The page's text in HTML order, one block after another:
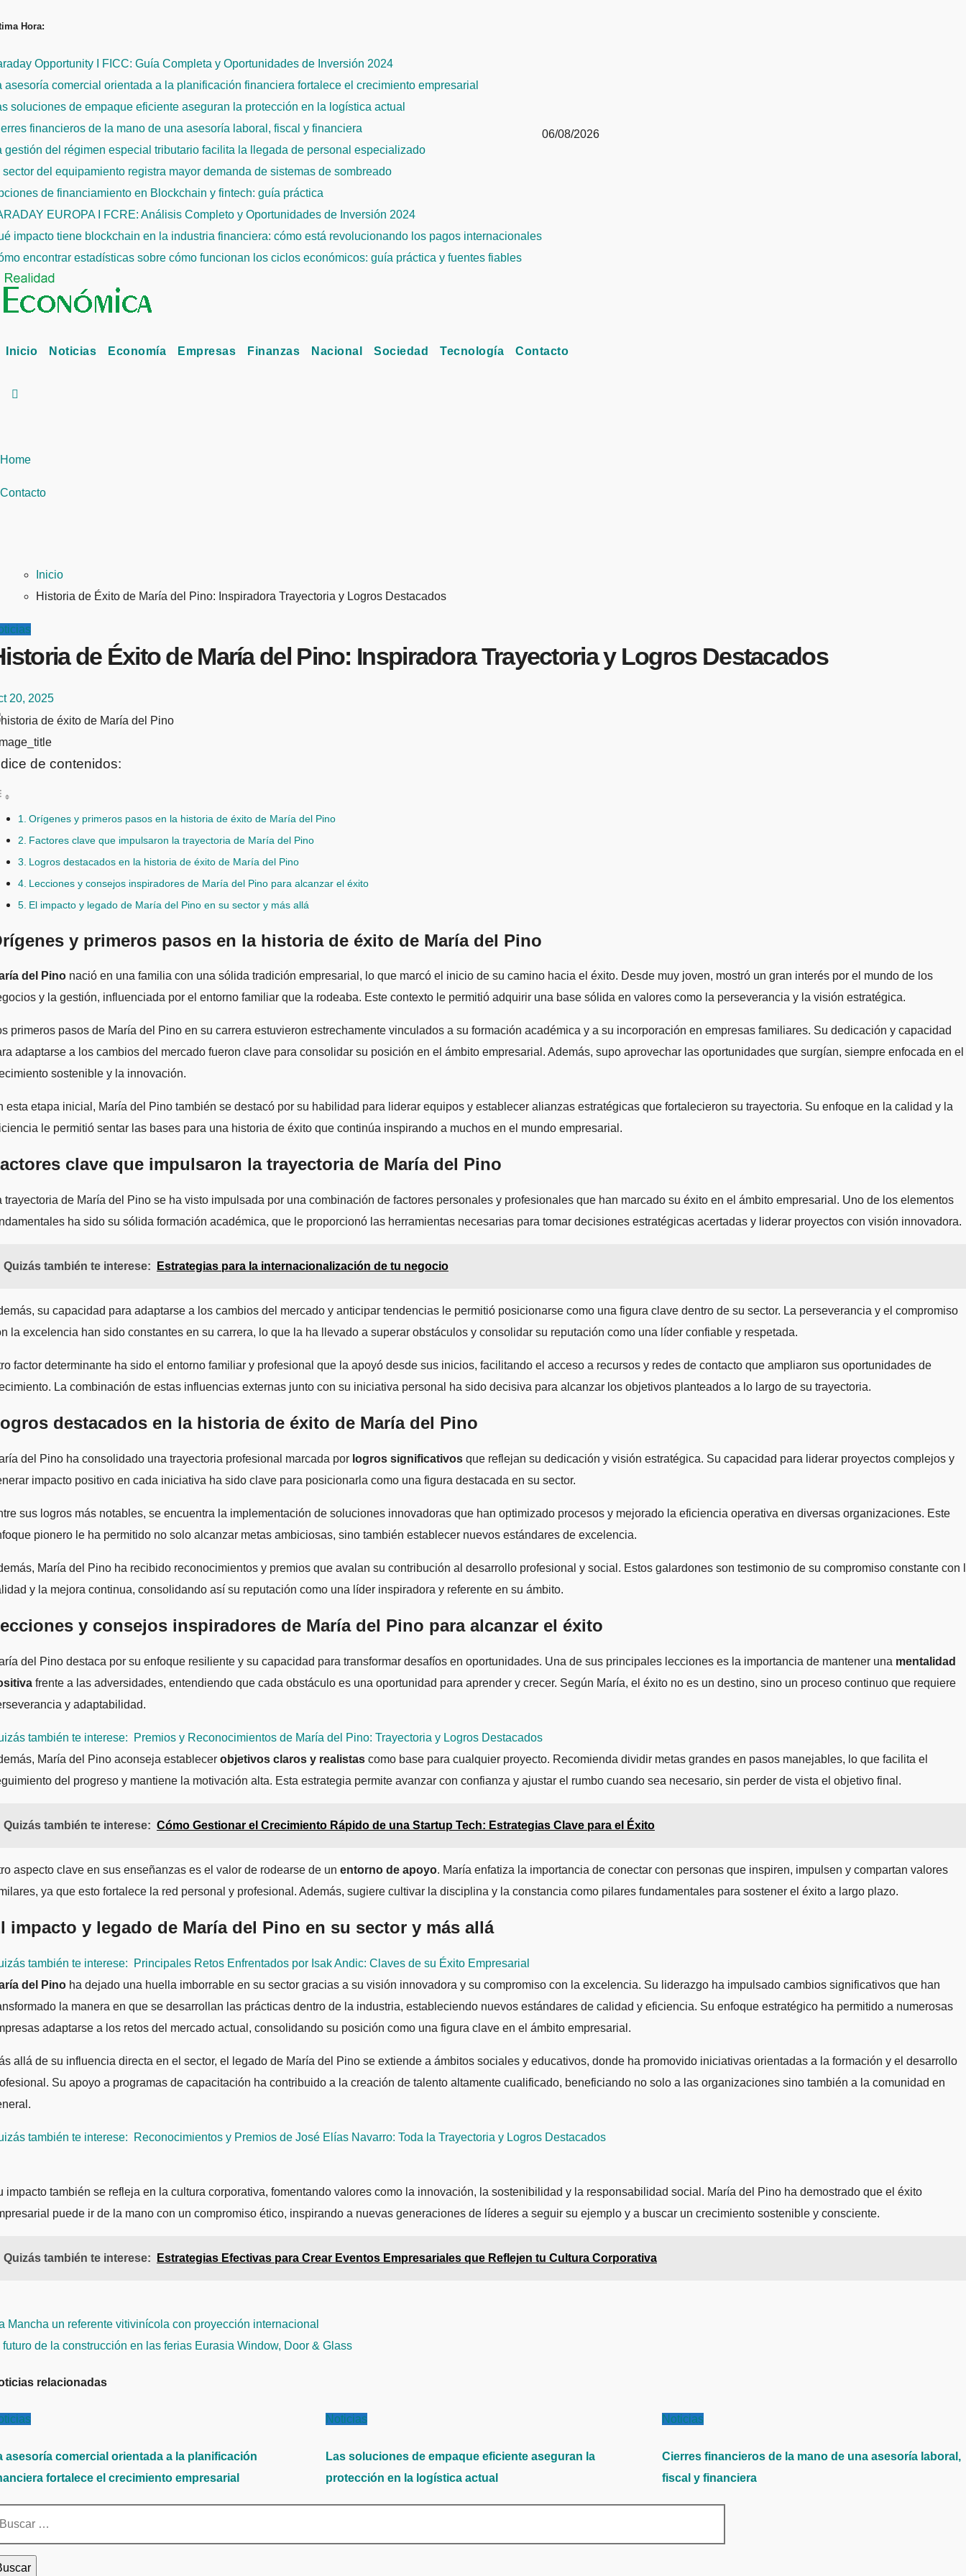
al
Hora:
Opportunity I FICC: Guía Completa y Oportunidades de Inversión 2024
asesoría comercial orientada a la planificación financiera fortalece el crecimiento empresarial
soluciones de empaque eficiente aseguran la protección en la logística actual
financieros de la mano de una asesoría laboral, fiscal y financiera
gestión del régimen especial tributario facilita la llegada de personal especializado
sector del equipamiento registra mayor demanda de sistemas de sombreado
de financiamiento en Blockchain y fintech: guía práctica
EUROPA I FCRE: Análisis Completo y Oportunidades de Inversión 2024
impacto tiene blockchain en la industria financiera: cómo está revolucionando los pagos internacionales
encontrar estadísticas sobre cómo funcionan los ciclos económicos: guía práctica y fuentes fiables
06/08/2026
Inicio Noticias Economía Empresas Finanzas Nacional Sociedad Tecnología Contacto
Home
Contacto
Inicio
Historia de Éxito de María del Pino: Inspiradora Trayectoria y Logros Destacados
de Éxito de María del Pino: Inspiradora Trayectoria y Logros Destacados
20, 2025
de contenidos:
Orígenes y primeros pasos en la historia de éxito de María del Pino
Factores clave que impulsaron la trayectoria de María del Pino
Logros destacados en la historia de éxito de María del Pino
Lecciones y consejos inspiradores de María del Pino para alcanzar el éxito
El impacto y legado de María del Pino en su sector y más allá
y primeros pasos en la historia de éxito de María del Pino
del Pino nació en una familia con una sólida tradición empresarial, lo que marcó el inicio de su camino hacia el éxito. Desde muy joven, mostró un gran interés por el mundo de los
y la gestión, influenciada por el entorno familiar que la rodeaba. Este contexto le permitió adquirir una base sólida en valores como la perseverancia y la visión estratégica.
primeros pasos de María del Pino en su carrera estuvieron estrechamente vinculados a su formación académica y a su incorporación en empresas familiares. Su dedicación y capacidad
adaptarse a los cambios del mercado fueron clave para consolidar su posición en el ámbito empresarial. Además, supo aprovechar las oportunidades que surgían, siempre enfocada en el
sostenible y la innovación.
esta etapa inicial, María del Pino también se destacó por su habilidad para liderar equipos y establecer alianzas estratégicas que fortalecieron su trayectoria. Su enfoque en la calidad y la
le permitió sentar las bases para una historia de éxito que continúa inspirando a muchos en el mundo empresarial.
clave que impulsaron la trayectoria de María del Pino
trayectoria de María del Pino se ha visto impulsada por una combinación de factores personales y profesionales que han marcado su éxito en el ámbito empresarial. Uno de los elementos
ha sido su sólida formación académica, que le proporcionó las herramientas necesarias para tomar decisiones estratégicas acertadas y liderar proyectos con visión innovadora.
Quizás también te interese: Estrategias para la internacionalización de tu negocio
su capacidad para adaptarse a los cambios del mercado y anticipar tendencias le permitió posicionarse como una figura clave dentro de su sector. La perseverancia y el compromiso
la excelencia han sido constantes en su carrera, lo que la ha llevado a superar obstáculos y consolidar su reputación como una líder confiable y respetada.
factor determinante ha sido el entorno familiar y profesional que la apoyó desde sus inicios, facilitando el acceso a recursos y redes de contacto que ampliaron sus oportunidades de
La combinación de estas influencias externas junto con su iniciativa personal ha sido decisiva para alcanzar los objetivos planteados a lo largo de su trayectoria.
destacados en la historia de éxito de María del Pino
del Pino ha consolidado una trayectoria profesional marcada por logros significativos que reflejan su dedicación y visión estratégica. Su capacidad para liderar proyectos complejos y
impacto positivo en cada iniciativa ha sido clave para posicionarla como una figura destacada en su sector.
sus logros más notables, se encuentra la implementación de soluciones innovadoras que han optimizado procesos y mejorado la eficiencia operativa en diversas organizaciones. Este
pionero le ha permitido no solo alcanzar metas ambiciosas, sino también establecer nuevos estándares de excelencia.
María del Pino ha recibido reconocimientos y premios que avalan su contribución al desarrollo profesional y social. Estos galardones son testimonio de su compromiso constante con
y la mejora continua, consolidando así su reputación como una líder inspiradora y referente en su ámbito.
y consejos inspiradores de María del Pino para alcanzar el éxito
del Pino destaca por su enfoque resiliente y su capacidad para transformar desafíos en oportunidades. Una de sus principales lecciones es la importancia de mantener una mentalidad
frente a las adversidades, entendiendo que cada obstáculo es una oportunidad para aprender y crecer. Según María, el éxito no es un destino, sino un proceso continuo que requiere
y adaptabilidad.
también te interese:
Premios y Reconocimientos de María del Pino: Trayectoria y Logros Destacados
María del Pino aconseja establecer objetivos claros y realistas como base para cualquier proyecto. Recomienda dividir metas grandes en pasos manejables, lo que facilita el
del progreso y mantiene la motivación alta. Esta estrategia permite avanzar con confianza y ajustar el rumbo cuando sea necesario, sin perder de vista el objetivo final.
Quizás también te interese: Cómo Gestionar el Crecimiento Rápido de una Startup Tech: Estrategias Clave para el Éxito
aspecto clave en sus enseñanzas es el valor de rodearse de un entorno de apoyo. María enfatiza la importancia de conectar con personas que inspiren, impulsen y compartan valores
ya que esto fortalece la red personal y profesional. Además, sugiere cultivar la disciplina y la constancia como pilares fundamentales para sostener el éxito a largo plazo.
impacto y legado de María del Pino en su sector y más allá
también te interese:
Principales Retos Enfrentados por Isak Andic: Claves de su Éxito Empresarial
del Pino ha dejado una huella imborrable en su sector gracias a su visión innovadora y su compromiso con la excelencia. Su liderazgo ha impulsado cambios significativos que han
la manera en que se desarrollan las prácticas dentro de la industria, estableciendo nuevos estándares de calidad y eficiencia. Su enfoque estratégico ha permitido a numerosas
adaptarse a los retos del mercado actual, consolidando su posición como una figura clave en el ámbito empresarial.
allá de su influencia directa en el sector, el legado de María del Pino se extiende a ámbitos sociales y educativos, donde ha promovido iniciativas orientadas a la formación y el desarrollo
Su apoyo a programas de capacitación ha contribuido a la creación de talento altamente cualificado, beneficiando no solo a las organizaciones sino también a la comunidad en
también te interese: Reconocimientos y Premios de José Elías Navarro: Toda la Trayectoria y Logros Destacados
impacto también se refleja en la cultura corporativa, fomentando valores como la innovación, la sostenibilidad y la responsabilidad social. María del Pino ha demostrado que el éxito
puede ir de la mano con un compromiso ético, inspirando a nuevas generaciones de líderes a seguir su ejemplo y a buscar un crecimiento sostenible y consciente.
Quizás también te interese: Estrategias Efectivas para Crear Eventos Empresariales que Reflejen tu Cultura Corporativa
Mancha un referente vitivinícola con proyección internacional
futuro de la construcción en las ferias Eurasia Window, Door & Glass
relacionadas
asesoría comercial orientada a la planificación
fortalece el crecimiento empresarial
Noticias
Las soluciones de empaque eficiente aseguran la
protección en la logística actual
Noticias
Cierres financieros de la mano de una asesoría laboral,
fiscal y financiera